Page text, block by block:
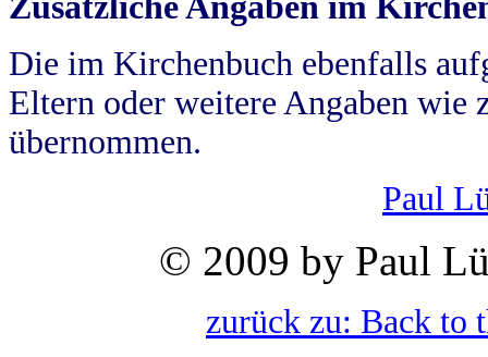
Die im Kirchenbuch ebenfalls
Eltern oder weitere Angaben wie
übernommen.
Paul
© 2009 by Paul
zurück zu: Back to